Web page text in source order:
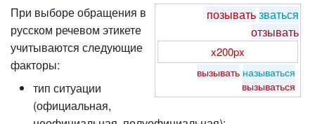
позыватьзваться
отзывать
x200px
вызывать называться
вызываться
При выборе обращения в
русском речевом этикете
учитываются следующие
факторы:
тип ситуации
(официальная,